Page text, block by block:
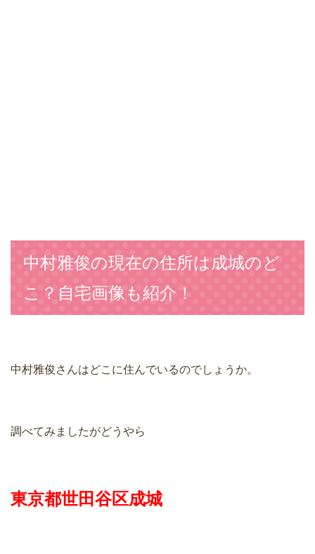
中村雅俊の現在の住所は成城のど
こ？自宅画像も紹介！
中村雅俊さんはどこに住んでいるのでしょうか。
調べてみましたがどうやら
東京都世田谷区成城